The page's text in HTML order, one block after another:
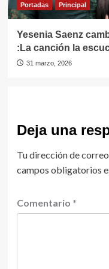
Portadas Principal
Yesenia Saenz
:La canción la
31 marzo, 2026
Deja una
Tu dirección de
campos obligatorios
Comentario *